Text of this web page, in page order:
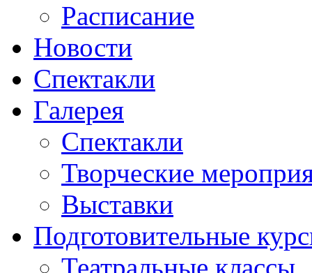
Расписание
Новости
Спектакли
Галерея
Спектакли
Творческие
Выставки
Подготовительные
Театральные классы